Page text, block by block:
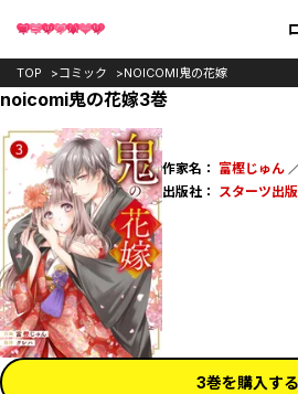
TOP コミック NOICOMI鬼の花嫁
noicomi鬼の花嫁3巻
作家名： 富樫じゅん
出版社： スターツ出版
3巻を購入する